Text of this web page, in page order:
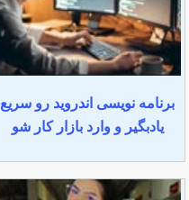
برنامه نویسی اندروید رو سریع
یادبگیر و وارد بازار کار شو